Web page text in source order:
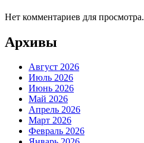
Нет комментариев для просмотра.
Архивы
Август 2026
Июль 2026
Июнь 2026
Май 2026
Апрель 2026
Март 2026
Февраль 2026